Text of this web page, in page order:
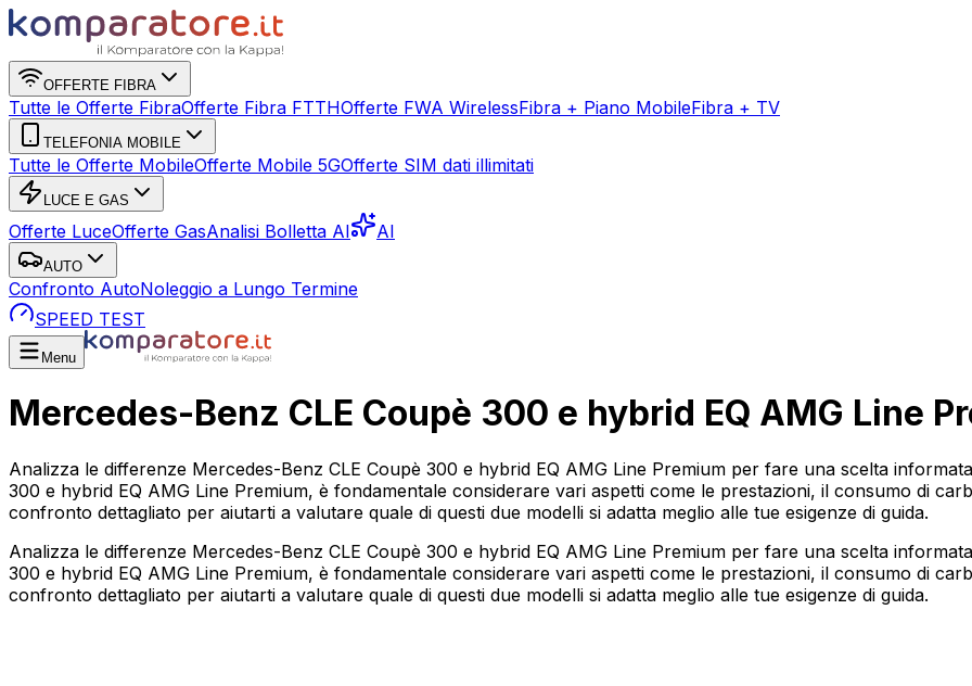
OFFERTE FIBRA
Tutte le Offerte FibraOfferte Fibra FTTHOfferte FWA WirelessFibra + Piano MobileFibra + TV
TELEFONIA MOBILE
Tutte le Offerte MobileOfferte Mobile 5GOfferte SIM dati illimitati
LUCE E GAS
Offerte LuceOfferte GasAnalisi Bolletta AI AI
AUTO
Confronto AutoNoleggio a Lungo Termine
SPEED TEST
Menu
Mercedes-Benz CLE Coupè 300 e hybrid EQ AMG Line
Analizza le differenze Mercedes-Benz CLE Coupè 300 e hybrid EQ AMG Line Premium per fare una scelta
300 e hybrid EQ AMG Line Premium, è fondamentale considerare vari aspetti come le prestazioni, il consumo di
confronto dettagliato per aiutarti a valutare quale di questi due modelli si adatta meglio alle tue esigenze di guida.
Analizza le differenze Mercedes-Benz CLE Coupè 300 e hybrid EQ AMG Line Premium per fare una scelta
300 e hybrid EQ AMG Line Premium, è fondamentale considerare vari aspetti come le prestazioni, il consumo di
confronto dettagliato per aiutarti a valutare quale di questi due modelli si adatta meglio alle tue esigenze di guida.